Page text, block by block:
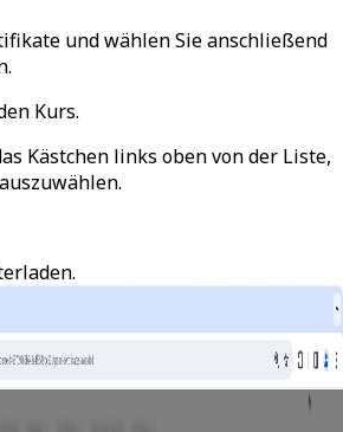
und wählen Sie anschließend
.
Kurs.
Kästchen links oben von der Liste,
.